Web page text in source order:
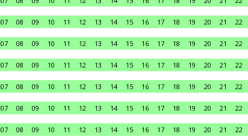
07 08 09 10 11 12 13 14 15 16 17 18 19 20 21 22
07 08 09 10 11 12 13 14 15 16 17 18 19 20 21 22
07 08 09 10 11 12 13 14 15 16 17 18 19 20 21 22
07 08 09 10 11 12 13 14 15 16 17 18 19 20 21 22
07 08 09 10 11 12 13 14 15 16 17 18 19 20 21 22
07 08 09 10 11 12 13 14 15 16 17 18 19 20 21 22